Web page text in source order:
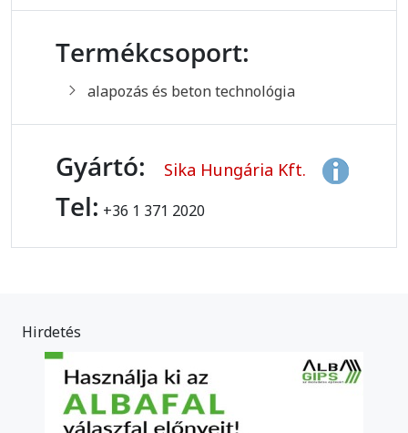
Termékcsoport:
alapozás és beton technológia
Gyártó: Sika Hungária Kft.
Tel: +36 1 371 2020
Hirdetés